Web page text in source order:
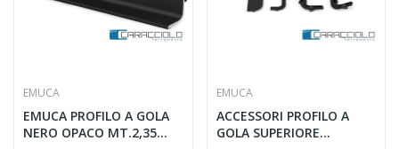
EMUCA
EMUCA PROFILO A GOLA
NERO OPACO MT.2,35
EMUCA
ACCESSORI PROFILO A
GOLA SUPERIORE